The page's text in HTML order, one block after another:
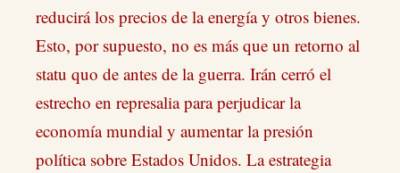
reducirá los precios de la energía y otros bienes.
Esto, por supuesto, no es más que un retorno al
statu quo de antes de la guerra. Irán cerró el
estrecho en represalia para perjudicar la
economía mundial y aumentar la presión
política sobre Estados Unidos. La estrategia